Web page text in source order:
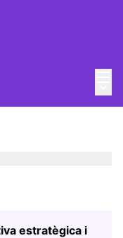
estratègica i